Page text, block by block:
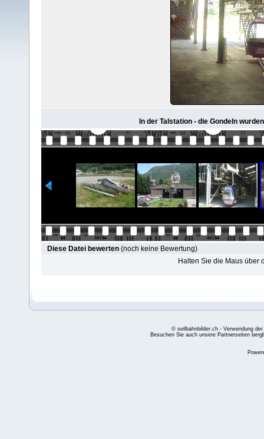
In der Talstation - die Gondeln
Diese Datei bewerten (noch keine Bewertung)
Halten Sie die Maus über
© seilbahnbilder.ch - Verwendung
Besuchen Sie auch unsere Partnerseiten